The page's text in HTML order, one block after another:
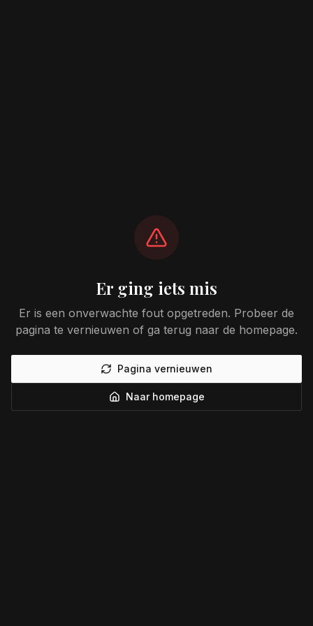
Er ging iets mis
Er is een onverwachte fout opgetreden. Probeer de
pagina te vernieuwen of ga terug naar de homepage.
Pagina vernieuwen
Naar homepage